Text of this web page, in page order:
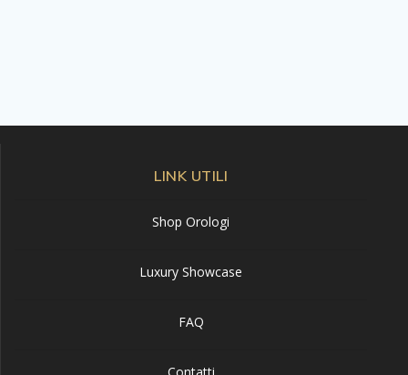
LINK UTILI
Shop Orologi
Luxury Showcase
FAQ